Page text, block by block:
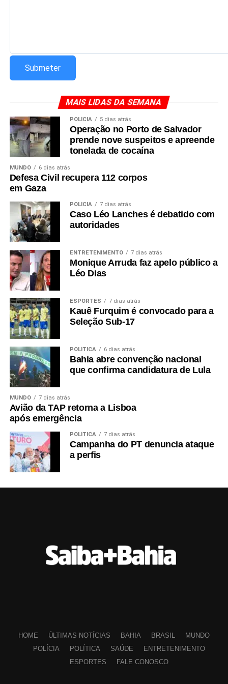
MAIS LIDAS DA SEMANA
POLÍCIA 5 dias atrás
Operação no Porto de Salvador
prende nove suspeitos e apreende
tonelada de cocaína
MUNDO 6 dias atrás
Defesa Civil recupera 112 corpos
em Gaza
POLÍCIA 7 dias atrás
Caso Léo Lanches é debatido com
autoridades
ENTRETENIMENTO 7 dias atrás
Monique Arruda faz apelo público a
Léo Dias
ESPORTES 7 dias atrás
Kauê Furquim é convocado para a
Seleção Sub-17
POLÍTICA 6 dias atrás
Bahia abre convenção nacional
que confirma candidatura de Lula
MUNDO 7 dias atrás
Avião da TAP retorna a Lisboa
após emergência
POLÍTICA 7 dias atrás
Campanha do PT denuncia ataque
a perfis
HOME ÚLTIMAS NOTÍCIAS BAHIA BRASIL
MUNDO
POLÍCIA
POLÍTICA SAÚDE
ENTRETENIMENTO
ESPORTES
FALE CONOSCO